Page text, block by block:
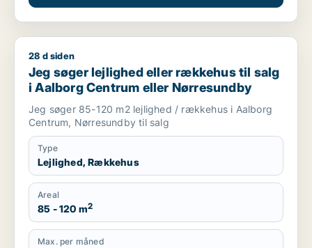
Jeg søger lejlighed eller rækkehus til salg i Aalborg
28 d siden
Jeg søger lejlighed eller rækkehus til salg
i Aalborg Centrum eller Nørresundby
Jeg søger 85-120 m2 lejlighed / rækkehus i Aalborg
Centrum, Nørresundby til salg
Type
Lejlighed, Rækkehus
Areal
85 - 120 m2
Max. per måned